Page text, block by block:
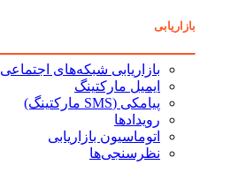
بازاریابی
بازاریابی شبکه‌های اجتماعی
ایمیل مارکتینگ
پیامکی (SMS مارکتینگ)
رویدادها
اتوماسیون بازاریابی
نظرسنجی‌ها